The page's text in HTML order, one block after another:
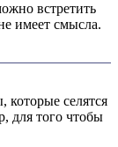
встретить
имеет смысла.
которые селятся
для того чтобы